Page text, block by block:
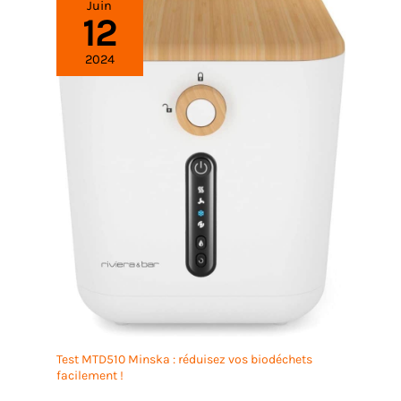
Juin
12
2024
Test MTD510 Minska : réduisez vos biodéchets
facilement !